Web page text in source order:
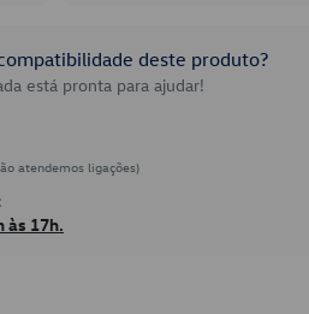
deste produto?
está pronta para ajudar!
atendemos ligações)
às 17h.